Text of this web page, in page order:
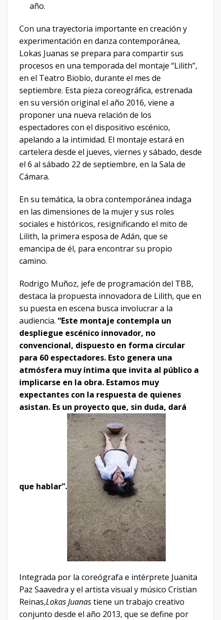
año.
Con una trayectoria importante en creación y
experimentación en danza contemporánea,
Lokas Juanas se prepara para compartir sus
procesos en una temporada del montaje “Lilith”,
en el Teatro Biobío, durante el mes de
septiembre. Esta pieza coreográfica, estrenada
en su versión original el año 2016, viene a
proponer una nueva relación de los
espectadores con el dispositivo escénico,
apelando a la intimidad. El montaje estará en
cartelera desde el jueves, viernes y sábado, desde
el 6 al sábado 22 de septiembre, en la Sala de
Cámara.
En su temática, la obra contemporánea indaga
en las dimensiones de la mujer y sus roles
sociales e históricos, resignificando el mito de
Lilith, la primera esposa de Adán, que se
emancipa de él, para encontrar su propio
camino.
Rodrigo Muñoz, jefe de programación del TBB,
destaca la propuesta innovadora de Lilith, que en
su puesta en escena busca involucrar a la
audiencia. “Este montaje contempla un
despliegue escénico innovador, no
convencional, dispuesto en forma circular
para 60 espectadores. Esto genera una
atmósfera muy íntima que invita al público a
implicarse en la obra. Estamos muy
expectantes con la respuesta de quienes
asistan. Es un proyecto que, sin duda, dará
que hablar”.
Integrada por la coreógrafa e intérprete Juanita
Paz Saavedra y el artista visual y músico Cristian
Reinas,Lokas Juanastiene un trabajo creativo
conjunto desde el año 2013, que se define por